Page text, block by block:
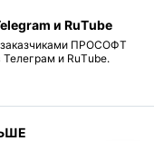
и RuТube
ПРОСОФТ
и RuТube.